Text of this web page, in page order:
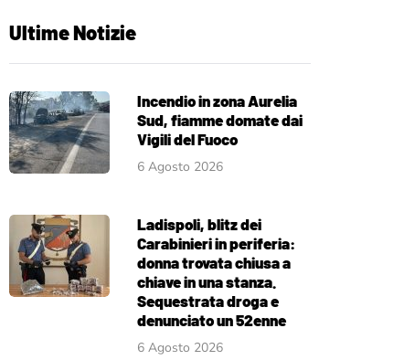
Ultime Notizie
Incendio in zona Aurelia
Sud, fiamme domate dai
Vigili del Fuoco
6 Agosto 2026
Ladispoli, blitz dei
Carabinieri in periferia:
donna trovata chiusa a
chiave in una stanza.
Sequestrata droga e
denunciato un 52enne
6 Agosto 2026